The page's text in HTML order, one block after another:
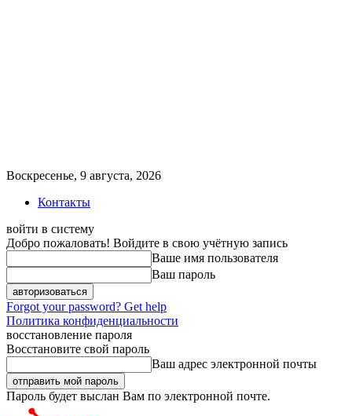
Воскресенье, 9 августа, 2026
Контакты
войти в систему
Добро пожаловать! Войдите в свою учётную запись
Ваше имя пользователя
Ваш пароль
Forgot your password? Get help
Политика конфиденциальности
восстановление пароля
Восстановите свой пароль
Ваш адрес электронной почты
Пароль будет выслан Вам по электронной почте.